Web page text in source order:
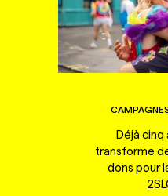
Déjà cinq
transforme
dons pour